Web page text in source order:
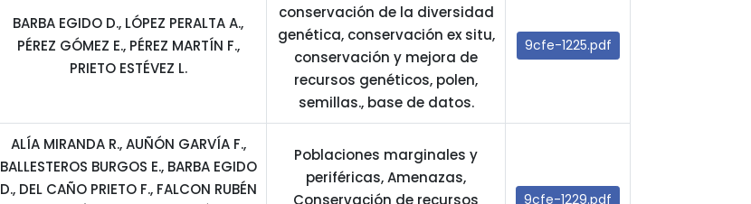
BARBA EGIDO D., LÓPEZ PERALTA A.,
PÉREZ GÓMEZ E., PÉREZ MARTÍN F.,
PRIETO ESTÉVEZ L.
conservación de la diversidad
genética, conservación ex situ,
conservación y mejora de
recursos genéticos, polen,
semillas., base de datos.
9cfe-1225.pdf
ALÍA MIRANDA R., AUÑÓN GARVÍA F.,
BALLESTEROS BURGOS E., BARBA EGIDO
D., DEL CAÑO PRIETO F., FALCON RUBÉN
Poblaciones marginales y
periféricas, Amenazas,
Conservación de recursos
9cfe-1229.pdf